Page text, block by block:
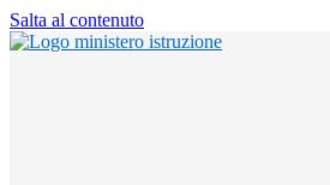
Salta al contenuto